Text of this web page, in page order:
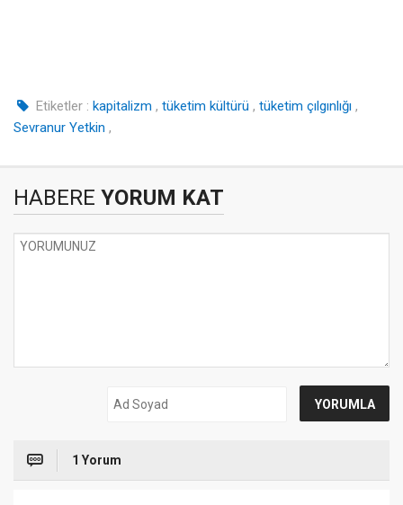
Etiketler : kapitalizm , tüketim kültürü , tüketim çılgınlığı ,
Sevranur Yetkin ,
HABERE YORUM KAT
1 Yorum